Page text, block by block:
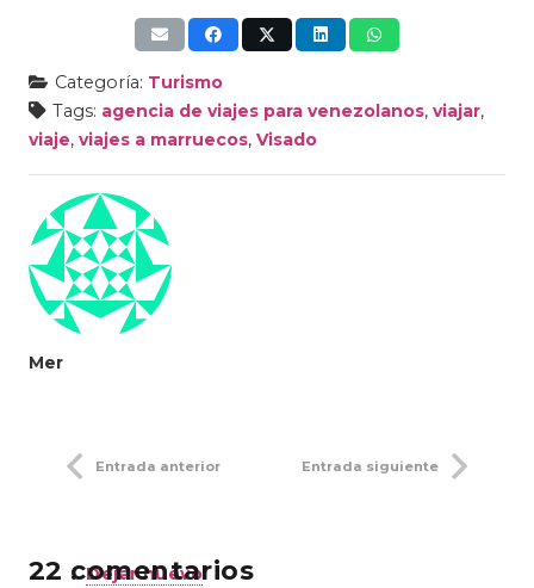
Categoría: Turismo
Tags: agencia de viajes para venezolanos, viajar,
viaje, viajes a marruecos, Visado
Mer
Entrada anterior Entrada siguiente
22 comentarios
. Dejar nuevo